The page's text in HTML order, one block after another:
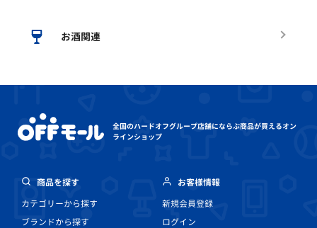
お酒関連
全国のハードオフグループ店舗にならぶ商品が買えるオン
ラインショップ
商品を探す
カテゴリーから探す
ブランドから探す
お客様情報
新規会員登録
ログイン